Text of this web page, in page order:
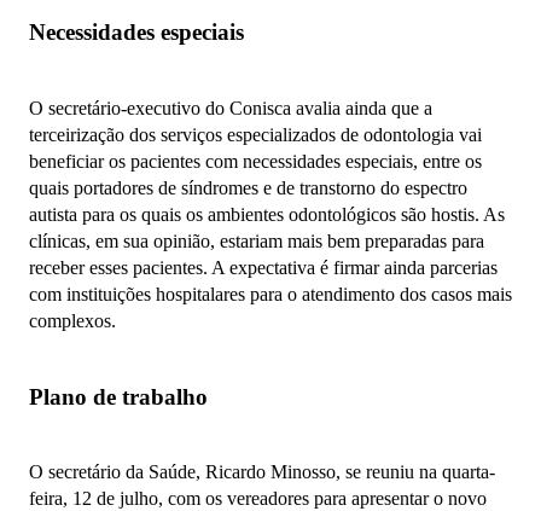
Necessidades especiais
O secretário-executivo do Conisca avalia ainda que a
terceirização dos serviços especializados de odontologia vai
beneficiar os pacientes com necessidades especiais, entre os
quais portadores de síndromes e de transtorno do espectro
autista para os quais os ambientes odontológicos são hostis. As
clínicas, em sua opinião, estariam mais bem preparadas para
receber esses pacientes. A expectativa é firmar ainda parcerias
com instituições hospitalares para o atendimento dos casos mais
complexos.
Plano de trabalho
O secretário da Saúde, Ricardo Minosso, se reuniu na quarta-
feira, 12 de julho, com os vereadores para apresentar o novo